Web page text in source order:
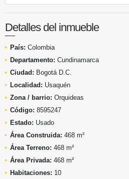
Detalles del inmueble
País: Colombia
Departamento: Cundinamarca
Ciudad: Bogotá D.C.
Localidad: Usaquén
Zona / barrio: Orquideas
Código: 8595247
Estado: Usado
Área Construida: 468 m²
Área Terreno: 468 m²
Área Privada: 468 m²
Habitaciones: 10